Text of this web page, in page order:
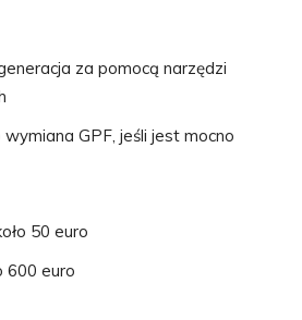
za pomocą narzędzi
GPF, jeśli jest mocno
50 euro
600 euro